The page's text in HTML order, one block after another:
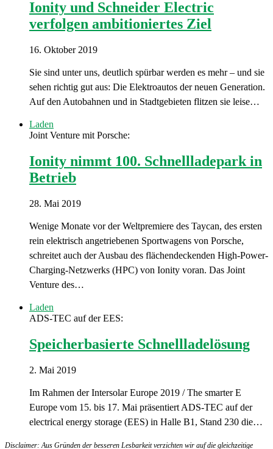
Ionity und Schneider Electric
verfolgen ambitioniertes Ziel
16. Oktober 2019
Sie sind unter uns, deutlich spürbar werden es mehr – und sie
sehen richtig gut aus: Die Elektroautos der neuen Generation.
Auf den Autobahnen und in Stadtgebieten flitzen sie leise…
Laden
Joint Venture mit Porsche:
Ionity nimmt 100. Schnellladepark in
Betrieb
28. Mai 2019
Wenige Monate vor der Weltpremiere des Taycan, des ersten
rein elektrisch angetriebenen Sportwagens von Porsche,
schreitet auch der Ausbau des flächendeckenden High-Power-
Charging-Netzwerks (HPC) von Ionity voran. Das Joint
Venture des…
Laden
ADS-TEC auf der EES:
Speicherbasierte Schnellladelösung
2. Mai 2019
Im Rahmen der Intersolar Europe 2019 / The smarter E
Europe vom 15. bis 17. Mai präsentiert ADS-TEC auf der
electrical energy storage (EES) in Halle B1, Stand 230 die…
Disclaimer: Aus Gründen der besseren Lesbarkeit verzichten wir auf die gleichzeitige